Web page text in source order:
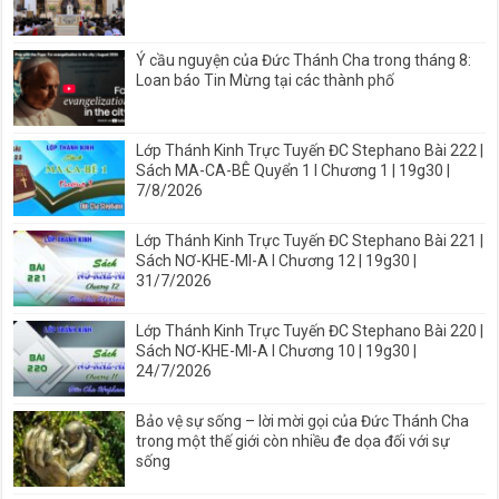
Ý cầu nguyện của Đức Thánh Cha trong tháng 8:
Loan báo Tin Mừng tại các thành phố
Lớp Thánh Kinh Trực Tuyến ĐC Stephano Bài 222 |
Sách MA-CA-BÊ Quyển 1 I Chương 1 | 19g30 |
7/8/2026
Lớp Thánh Kinh Trực Tuyến ĐC Stephano Bài 221 |
Sách NƠ-KHE-MI-A I Chương 12 | 19g30 |
31/7/2026
Lớp Thánh Kinh Trực Tuyến ĐC Stephano Bài 220 |
Sách NƠ-KHE-MI-A I Chương 10 | 19g30 |
24/7/2026
Bảo vệ sự sống – lời mời gọi của Đức Thánh Cha
trong một thế giới còn nhiều đe dọa đối với sự
sống